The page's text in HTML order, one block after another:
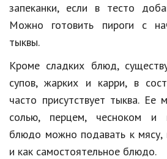
запеканки, если в тесто
Можно готовить пироги с
тыквы.
Кроме сладких блюд,
супов, жарких и карри, в
часто присутствует тыква.
солью, перцем, чесноком и
блюдо можно подавать к мясу,
и как самостоятельное блюдо.